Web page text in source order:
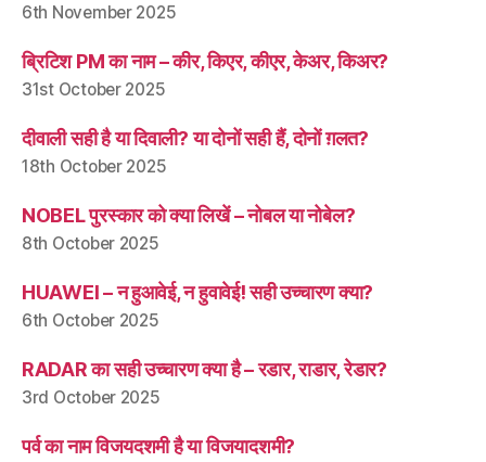
6th November 2025
ब्रिटिश PM का नाम – कीर, किएर, कीएर, केअर, किअर?
31st October 2025
दीवाली सही है या दिवाली? या दोनों सही हैं, दोनों ग़लत?
18th October 2025
NOBEL पुरस्कार को क्या लिखें – नोबल या नोबेल?
8th October 2025
HUAWEI – न हुआवेई, न हुवावेई! सही उच्चारण क्या?
6th October 2025
RADAR का सही उच्चारण क्या है – रडार, राडार, रेडार?
3rd October 2025
पर्व का नाम विजयदशमी है या विजयादशमी?